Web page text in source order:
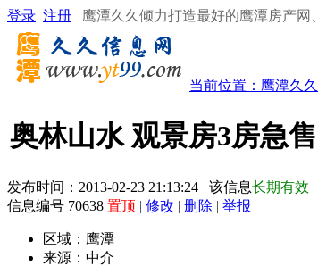
登录 注册 鹰潭久久倾力打造最好的鹰潭房产网
当前位置： 鹰潭久
奥林山水 观景房3房急售
发布时间：2013-02-23 21:13:24 该信息长期有效
信息编号 70638 置顶 | 修改 | 删除 | 举报
区域： 鹰潭
来源： 中介